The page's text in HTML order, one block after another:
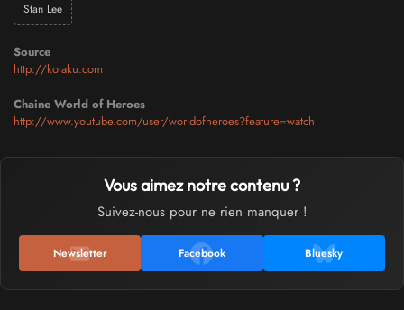
Stan Lee
Source
http://kotaku.com
Chaine World of Heroes
http://www.youtube.com/user/worldofheroes?feature=watch
Vous aimez notre contenu ?
Suivez-nous pour ne rien manquer !
Newsletter Facebook Bluesky